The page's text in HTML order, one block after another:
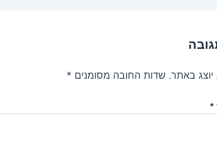
יוצג באתר. שדות החובה מסומנים *
*